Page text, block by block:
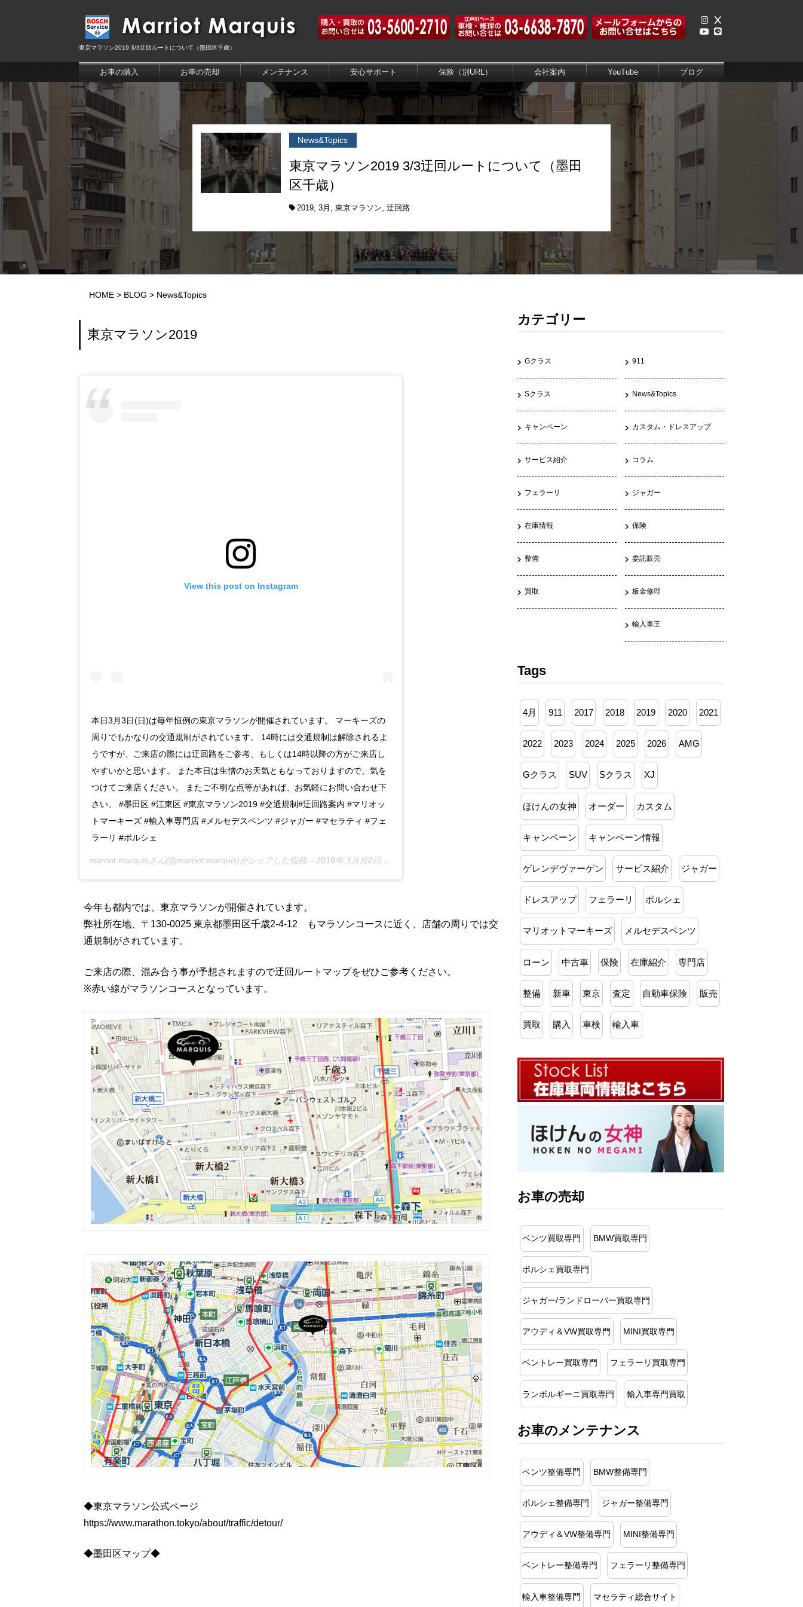
東京マラソン2019 3/3迂回ルートについて（墨田区千歳）
お車の購入 お車の売却 メンテナンス 安心サポート 保険（別URL） 会社案内 YouTube ブログ
News&Topics
東京マラソン2019 3/3迂回ルートについて（墨田
区千歳）
2019, 3月 , 東京マラソン, 迂回路
HOME > BLOG > News&Topics
東京マラソン2019
View this post on Instagram
本日3月3日(日)は毎年恒例の東京マラソンが開催されています。 マーキーズの
周りでもかなりの交通規制がされています。 14時には交通規制は解除されるよ
うですが、ご来店の際には迂回路をご参考、もしくは14時以降の方がご来店し
やすいかと思います。 また本日は生憎のお天気ともなっておりますので、気を
つけてご来店ください。 またご不明な点等があれば、お気軽にお問い合わせ下
さい。 #墨田区 #江東区 #東京マラソン2019 #交通規制#迂回路案内 #マリオッ
トマーキーズ #輸入車専門店 #メルセデスベンツ #ジャガー #マセラティ #フェ
ラーリ #ポルシェ
marriot marquisさん(@marriot.marquis)がシェアした投稿 – 2019年 3月月2日午後7時05分PST
今年も都内では、東京マラソンが開催されています。
弊社所在地、〒130-0025 東京都墨田区千歳2-4-12 もマラソンコースに近く、店舗の周りでは交
通規制がされています。
ご来店の際、混み合う事が予想されますので迂回ルートマップをぜひご参考ください。
※赤い線がマラソンコースとなっています。
◆東京マラソン公式ページ
https://www.marathon.tokyo/about/traffic/detour/
◆墨田区マップ◆
カテゴリー
911
Gクラス
News&Topics
Sクラス
カスタム・ドレスアップ
キャンペーン
コラム
サービス紹介
ジャガー
フェラーリ
保険
在庫情報
委託販売
整備
板金修理
買取
輸入車王
Tags
4月 911 2017 2018 2019 2020 2021
2022 2023 2024 2025 2026 AMG
Gクラス SUV Sクラス XJ
ほけんの女神 オーダー カスタム
キャンペーン キャンペーン情報
ゲレンデヴァーゲン サービス紹介 ジャガー
ドレスアップ フェラーリ ポルシェ
マリオットマーキーズ メルセデスベンツ
ローン 中古車 保険 在庫紹介 専門店
整備 新車 東京 査定 自動車保険 販売
買取 購入 車検 輸入車
お車の売却
ベンツ買取専門 BMW買取専門
ポルシェ買取専門
ジャガー/ランドローバー買取専門
アウディ＆VW買取専門 MINI買取専門
ベントレー買取専門 フェラーリ買取専門
ランボルギーニ買取専門 輸入車専門買取
お車のメンテナンス
ベンツ整備専門 BMW整備専門
ポルシェ整備専門 ジャガー整備専門
アウディ＆VW整備専門 MINI整備専門
ベントレー整備専門 フェラーリ整備専門
輸入車整備専門 マセラティ総合サイト